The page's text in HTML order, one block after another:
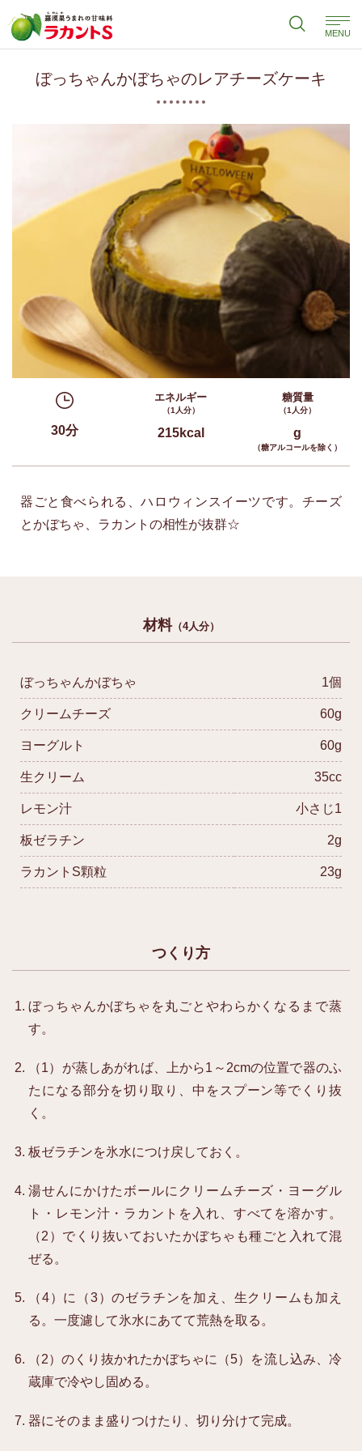
MENU
ぼっちゃんかぼちゃのレアチーズケーキ
30分
エネルギー
（1人分）
215kcal
糖質量
（1人分）
g
（糖アルコールを除く）
器ごと食べられる、ハロウィンスイーツです。チーズ
とかぼちゃ、ラカントの相性が抜群☆
材料（4人分）
ぼっちゃんかぼちゃ 1個
クリームチーズ 60g
ヨーグルト 60g
生クリーム 35cc
レモン汁 小さじ1
板ゼラチン 2g
ラカントS顆粒 23g
つくり方
ぼっちゃんかぼちゃを丸ごとやわらかくなるまで蒸
す。
（1）が蒸しあがれば、上から1～2cmの位置で器のふ
たになる部分を切り取り、中をスプーン等でくり抜
く。
板ゼラチンを氷水につけ戻しておく。
湯せんにかけたボールにクリームチーズ・ヨーグル
ト・レモン汁・ラカントを入れ、すべてを溶かす。
（2）でくり抜いておいたかぼちゃも種ごと入れて混
ぜる。
（4）に（3）のゼラチンを加え、生クリームも加え
る。一度濾して氷水にあてて荒熱を取る。
（2）のくり抜かれたかぼちゃに（5）を流し込み、冷
蔵庫で冷やし固める。
器にそのまま盛りつけたり、切り分けて完成。